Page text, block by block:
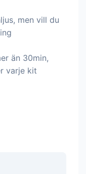
men vill du
än 30min,
varje kit